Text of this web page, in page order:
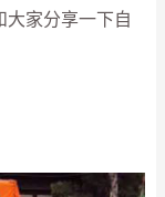
家分享一下自